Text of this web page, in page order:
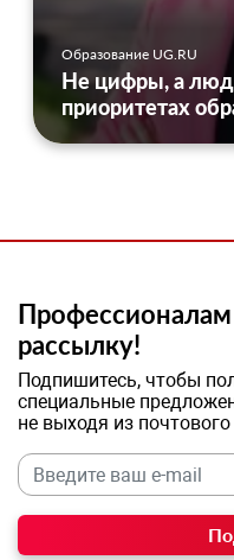
Образование UG.RU
Не цифры, а
приоритетах
рассылку!
Подпишитесь, чтобы
специальные
не выходя из